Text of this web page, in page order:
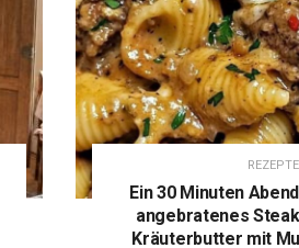
REZEPTE
Ein 30 Minuten
angebratenes
Kräuterbutter mit